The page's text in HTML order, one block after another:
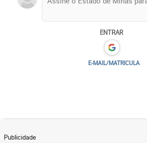
ENTRAR
E-MAIL/MATRICULA
Publicidade